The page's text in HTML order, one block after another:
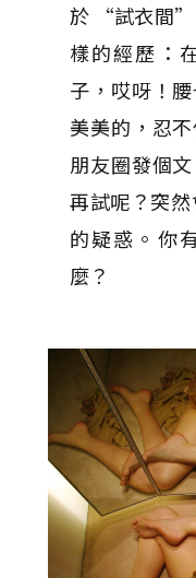
於 “試衣間”
樣的經歷：
子，哎呀！
美美的，忍
朋友圈發個
再試呢？突
的疑惑。你
麼？